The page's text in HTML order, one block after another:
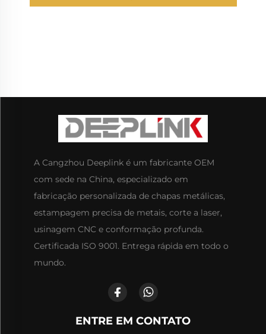
A Cangzhou Deeplink é um fabricante OEM
com sede na China, especializado em
fabricação personalizada de chapas metálicas,
estampagem precisa de metais, corte a laser,
usinagem CNC e conformação profunda.
Certificada ISO 9001. Entrega rápida em todo o
mundo.
ENTRE EM CONTATO